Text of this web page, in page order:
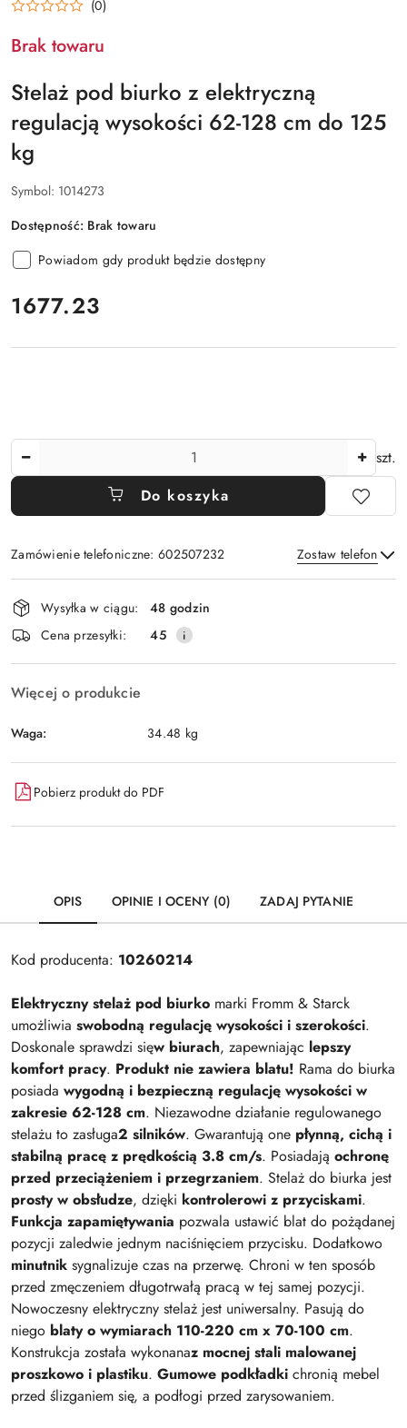
(0)
Brak towaru
Stelaż pod biurko z elektryczną
regulacją wysokości 62-128 cm do 125
kg
Symbol: 1014273
Dostępność: Brak towaru
Powiadom gdy produkt będzie dostępny
cena:
1677.23
szt.
Do koszyka
Zamówienie telefoniczne: 602507232 Zostaw telefon
Wyślij
Dostępność
i
dostawa
Wysyłka w ciągu:
48 godzin
Cena przesyłki:
45
Więcej o produkcie
Waga: 34.48 kg
Pobierz produkt do PDF
OPIS OPINIE I OCENY (0) ZADAJ PYTANIE
Kod producenta: 10260214
Elektryczny stelaż pod biurko marki Fromm & Starck
umożliwia swobodną regulację wysokości i szerokości.
Doskonale sprawdzi sięw biurach, zapewniając lepszy
komfort pracy. Produkt nie zawiera blatu! Rama do biurka
posiada wygodną i bezpieczną regulację wysokości w
zakresie 62-128 cm. Niezawodne działanie regulowanego
stelażu to zasługa2 silników. Gwarantują one płynną, cichą i
stabilną pracę z prędkością 3.8 cm/s. Posiadają ochronę
przed przeciążeniem i przegrzaniem. Stelaż do biurka jest
prosty w obsłudze, dzięki kontrolerowi z przyciskami.
Funkcja zapamiętywania pozwala ustawić blat do pożądanej
pozycji zaledwie jednym naciśnięciem przycisku. Dodatkowo
minutnik sygnalizuje czas na przerwę. Chroni w ten sposób
przed zmęczeniem długotrwałą pracą w tej samej pozycji.
Nowoczesny elektryczny stelaż jest uniwersalny. Pasują do
niego blaty o wymiarach 110-220 cm x 70-100 cm.
Konstrukcja została wykonanaz mocnej stali malowanej
proszkowo i plastiku. Gumowe podkładki chronią mebel
przed ślizganiem się, a podłogi przed zarysowaniem.